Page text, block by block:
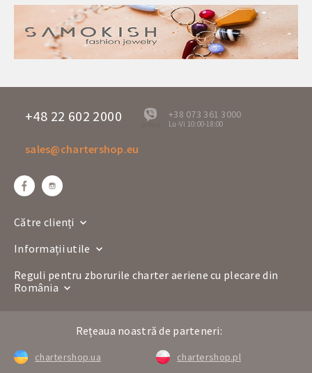
+48 22 602 2000
offline
+38 073 361 3000
Lu-Vi 10:00-18:00
sales@chartershop.eu
Către clienți
Informații utile
Reguli pentru zborurile charter aeriene cu plecare din
România
Rețeaua noastră de parteneri:
chartershop.ua chartershop.pl